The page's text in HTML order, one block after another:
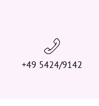
+49 5424/9142